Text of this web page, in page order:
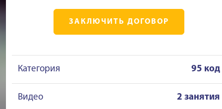
ЗАКЛЮЧИТЬ ДОГОВОР
Категория 95 код
Видео 2 занятия